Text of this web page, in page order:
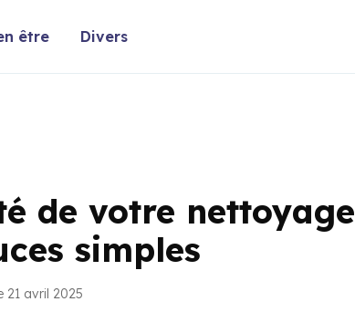
être Divers
de votre nettoyage
simples
21 avril 2025